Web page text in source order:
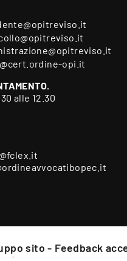
opi.it
alle 12.30
sito - Feedback